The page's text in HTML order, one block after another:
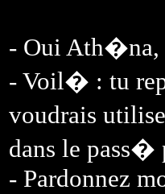
- Oui
- Voil� : tu
voudrais
dans le
- Pardonnez